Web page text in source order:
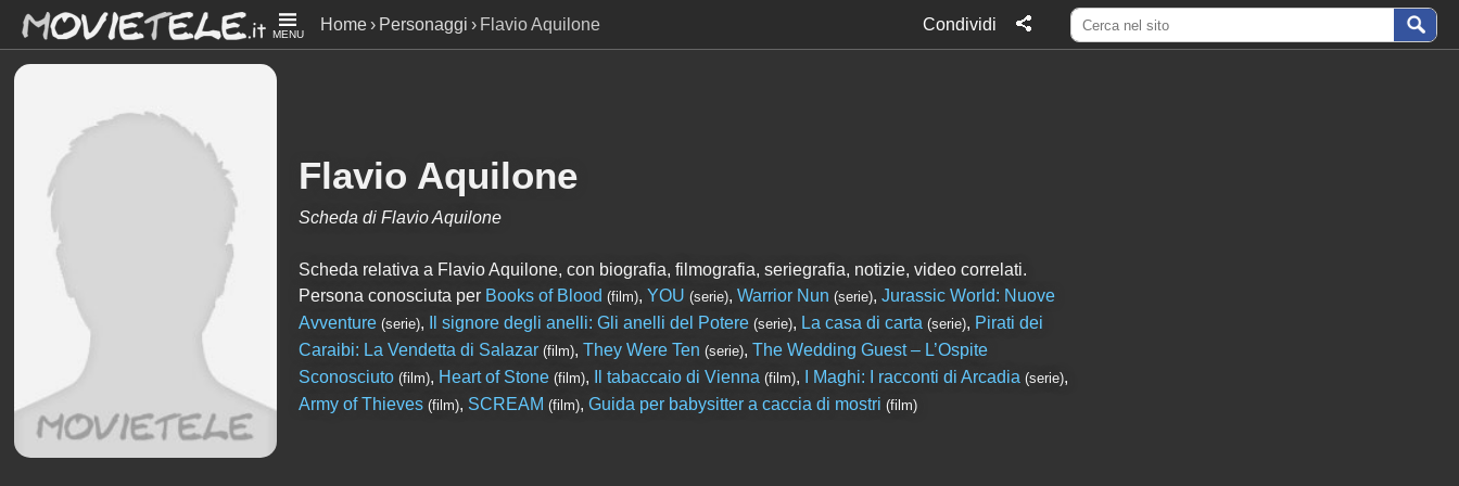
MENU
Home Personaggi Flavio Aquilone Condividi
Flavio Aquilone
Scheda di Flavio Aquilone
Scheda relativa a Flavio Aquilone, con biografia, filmografia, seriegrafia, notizie, video correlati.
Persona conosciuta per Books of Blood (film), YOU (serie), Warrior Nun (serie), Jurassic World: Nuove
Avventure (serie), Il signore degli anelli: Gli anelli del Potere (serie), La casa di carta (serie), Pirati dei
Caraibi: La Vendetta di Salazar (film), They Were Ten (serie), The Wedding Guest – L’Ospite
Sconosciuto (film), Heart of Stone (film), Il tabaccaio di Vienna (film), I Maghi: I racconti di Arcadia (serie),
Army of Thieves (film), SCREAM (film), Guida per babysitter a caccia di mostri (film)